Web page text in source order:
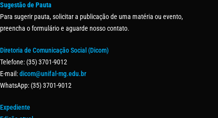
Sugestão de Pauta
Para sugerir pauta, solicitar a publicação de uma matéria ou evento,
preencha o formulário e aguarde nosso contato.
Diretoria de Comunicação Social (Dicom)
Telefone: (35) 3701-9012
E-mail:dicom@unifal-mg.edu.br
WhatsApp: (35) 3701-9012
Expediente